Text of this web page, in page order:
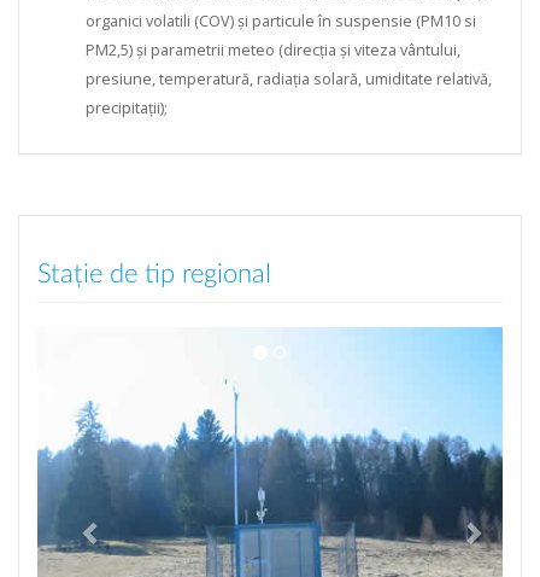
PM2,5) și parametrii meteo (direcția și viteza vântului,
presiune, temperatură, radiația solară, umiditate relativă,
precipitații);